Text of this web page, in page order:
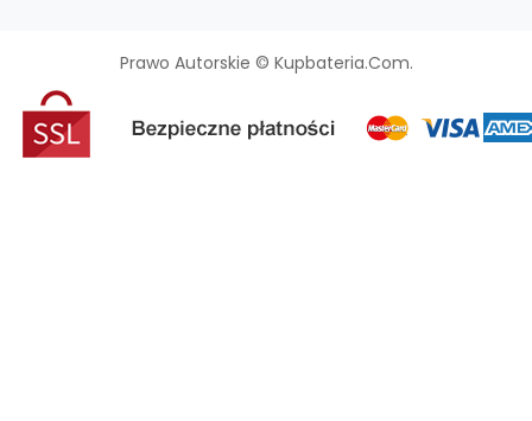
Prawo Autorskie © Kupbateria.com.